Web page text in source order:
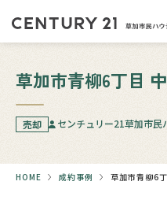
草加市青柳6丁目
売却 センチュリー21草加市民
HOME 成約事例 草加市青柳6